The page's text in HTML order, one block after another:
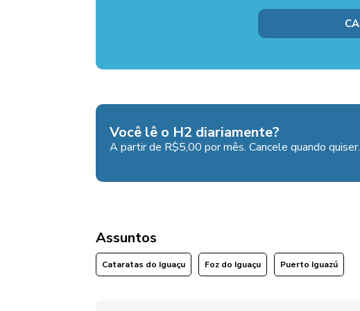
Você lê o H2 diariamente?
A partir de R$5,00 por mês. Cancele quando quiser.
Assuntos
Cataratas do Iguaçu Foz do Iguaçu Puerto Iguazú